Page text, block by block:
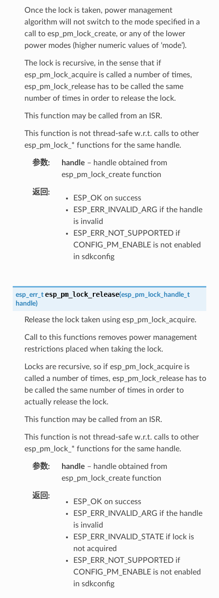
Once the lock is taken, power management
algorithm will not switch to the mode specified in a
call to esp_pm_lock_create, or any of the lower
power modes (higher numeric values of ‘mode’).
The lock is recursive, in the sense that if
esp_pm_lock_acquire is called a number of times,
esp_pm_lock_release has to be called the same
number of times in order to release the lock.
This function may be called from an ISR.
This function is not thread-safe w.r.t. calls to other
esp_pm_lock_* functions for the same handle.
参数 handle – handle obtained from
esp_pm_lock_create function
返回
ESP_OK on success
ESP_ERR_INVALID_ARG if the handle
is invalid
ESP_ERR_NOT_SUPPORTED if
CONFIG_PM_ENABLE is not enabled
in sdkconfig
esp_err_t esp_pm_lock_release(esp_pm_lock_handle_t
handle)
Release the lock taken using esp_pm_lock_acquire.
Call to this functions removes power management
restrictions placed when taking the lock.
Locks are recursive, so if esp_pm_lock_acquire is
called a number of times, esp_pm_lock_release has to
be called the same number of times in order to
actually release the lock.
This function may be called from an ISR.
This function is not thread-safe w.r.t. calls to other
esp_pm_lock_* functions for the same handle.
参数 handle – handle obtained from
esp_pm_lock_create function
返回
ESP_OK on success
ESP_ERR_INVALID_ARG if the handle
is invalid
ESP_ERR_INVALID_STATE if lock is
not acquired
ESP_ERR_NOT_SUPPORTED if
CONFIG_PM_ENABLE is not enabled
in sdkconfig